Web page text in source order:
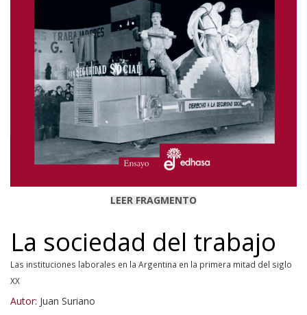
LEER FRAGMENTO
La sociedad del trabajo
Las instituciones laborales en la Argentina en la primera mitad del siglo
XX
Autor: Juan Suriano